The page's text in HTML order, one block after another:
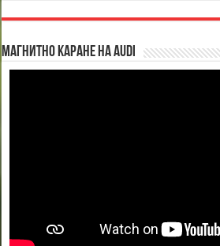
Магнитно каране на Audi